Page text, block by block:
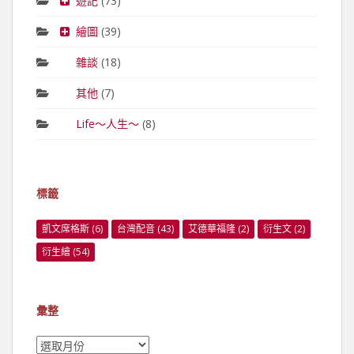
繪圖 (39)
雜談 (18)
其他(7)
Life～人生～(8)
標籤
凱文席格斯 (6) 台灣配音 (43) 艾德華福隆 (2) 衍生文 (2)
衍生繪 (54)
彙整
彙